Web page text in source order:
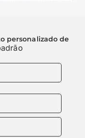
personalizado de